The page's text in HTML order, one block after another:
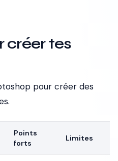
créer tes
pour créer des
Points
forts
Limites